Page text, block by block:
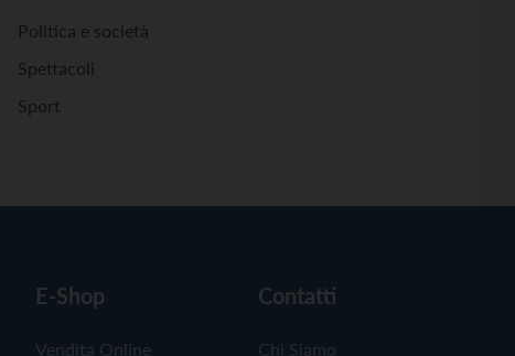
Politica e società
Spettacoli
Sport
E-Shop
Vendita Online
Contatti
Chi Siamo